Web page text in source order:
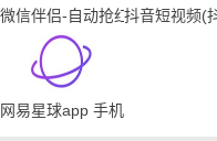
微信伴侣-自动抢红包抖音短视频(
网易星球app 手机下载